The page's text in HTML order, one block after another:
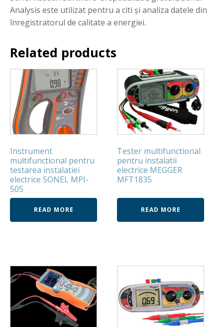
Analysis este utilizat pentru a citi și analiza datele din
înregistratorul de calitate a energiei.
Related products
Instrument
multifunctional pentru
testarea instalatiei
electrice SONEL MPI-
505
READ MORE
Tester multifunctional
pentru instalatii
electrice MEGGER
MFT1835
READ MORE